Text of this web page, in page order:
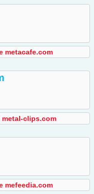
metacafe.com
metal-clips.com
mefeedia.com